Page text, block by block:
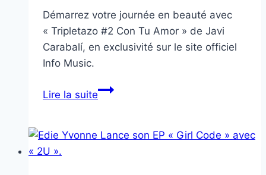
Résilience.
Démarrez votre journée en beauté avec
« Tripletazo #2 Con Tu Amor » de Javi
Carabalí, en exclusivité sur le site officiel
Info Music.
Lire la suiteTripletazo
Tu